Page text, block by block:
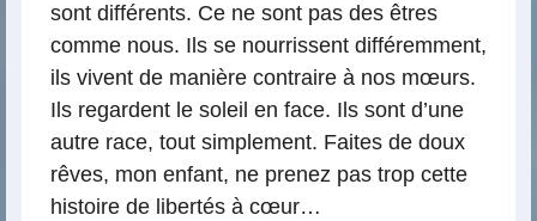
sont différents. Ce ne sont pas des êtres
comme nous. Ils se nourrissent différemment,
ils vivent de manière contraire à nos mœurs.
Ils regardent le soleil en face. Ils sont d’une
autre race, tout simplement. Faites de doux
rêves, mon enfant, ne prenez pas trop cette
histoire de libertés à cœur…